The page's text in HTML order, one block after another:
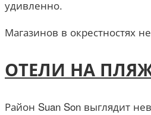
удивленно.
Магазинов в окрестностях
ОТЕЛИ НА
Район Suan Son выглядит